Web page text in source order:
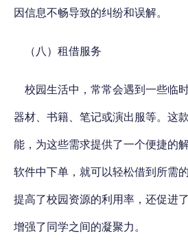
因信息不畅导致的纠纷和误解。
（八）租借服务
校园生活中，常常会遇到一些临
器材、书籍、笔记或演出服等。这
能，为这些需求提供了一个便捷的
软件中下单，就可以轻松借到所需
提高了校园资源的利用率，还促进
增强了同学之间的凝聚力。